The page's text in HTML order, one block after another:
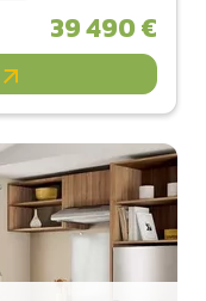
39 490 €